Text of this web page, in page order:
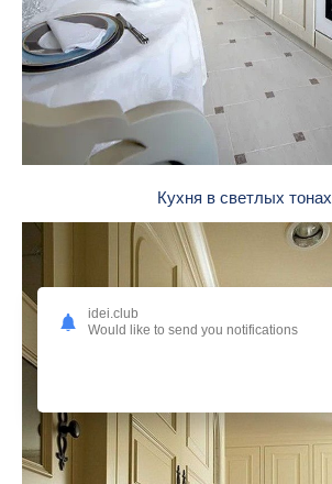
Кухня в светлых тонах
idei.club
Would like to send you notifications